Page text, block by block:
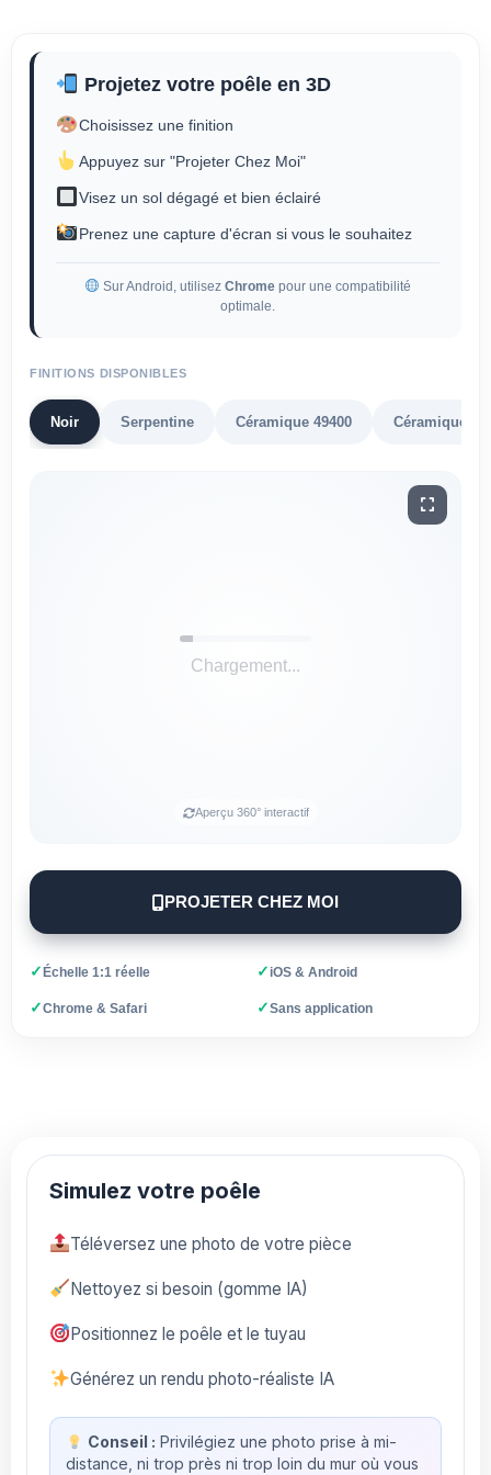
Projetez votre poêle en 3D
Choisissez une finition
Appuyez sur "Projeter Chez Moi"
Visez un sol dégagé et bien éclairé
Prenez une capture d'écran si vous le souhaitez
Sur Android, utilisez Chromepour une compatibilité
optimale.
FINITIONS DISPONIBLES
Noir Serpentine Céramique 49400 Céramique
Chargement...
Aperçu 360° interactif
PROJETER CHEZ MOI
✓Échelle 1:1 réelle ✓iOS & Android
✓Chrome & Safari ✓Sans application
Simulez votre poêle
Téléversez une photo de votre pièce
Nettoyez si besoin (gomme IA)
Positionnez le poêle et le tuyau
Générez un rendu photo-réaliste IA
Conseil : Privilégiez une photo prise à mi-
distance, ni trop près ni trop loin du mur où vous